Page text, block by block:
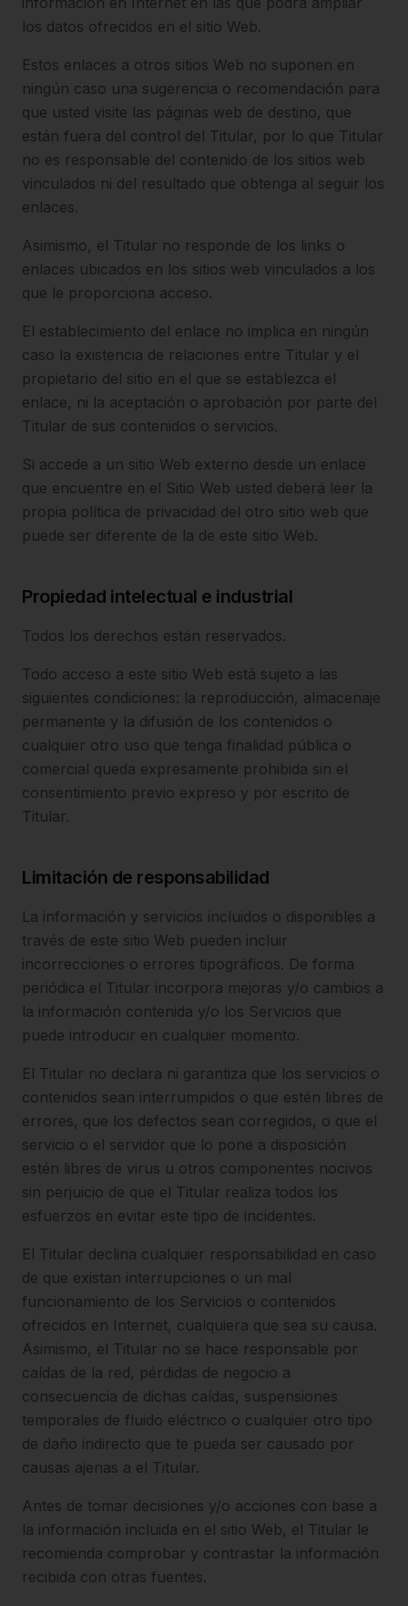
los datos ofrecidos en el sitio Web.
Estos enlaces a otros sitios Web no suponen en
ningún caso una sugerencia o recomendación para
que usted visite las páginas web de destino, que
están fuera del control del Titular, por lo que Titular
no es responsable del contenido de los sitios web
vinculados ni del resultado que obtenga al seguir los
enlaces.
Asimismo, el Titular no responde de los links o
enlaces ubicados en los sitios web vinculados a los
que le proporciona acceso.
El establecimiento del enlace no implica en ningún
caso la existencia de relaciones entre Titular y el
propietario del sitio en el que se establezca el
enlace, ni la aceptación o aprobación por parte del
Titular de sus contenidos o servicios.
Si accede a un sitio Web externo desde un enlace
que encuentre en el Sitio Web usted deberá leer la
propia política de privacidad del otro sitio web que
puede ser diferente de la de este sitio Web.
Propiedad intelectual e industrial
Todos los derechos están reservados.
Todo acceso a este sitio Web está sujeto a las
siguientes condiciones: la reproducción, almacenaje
permanente y la difusión de los contenidos o
cualquier otro uso que tenga finalidad pública o
comercial queda expresamente prohibida sin el
consentimiento previo expreso y por escrito de
Titular.
Limitación de responsabilidad
La información y servicios incluidos o disponibles a
través de este sitio Web pueden incluir
incorrecciones o errores tipográficos. De forma
periódica el Titular incorpora mejoras y/o cambios a
la información contenida y/o los Servicios que
puede introducir en cualquier momento.
El Titular no declara ni garantiza que los servicios o
contenidos sean interrumpidos o que estén libres de
errores, que los defectos sean corregidos, o que el
servicio o el servidor que lo pone a disposición
estén libres de virus u otros componentes nocivos
sin perjuicio de que el Titular realiza todos los
esfuerzos en evitar este tipo de incidentes.
El Titular declina cualquier responsabilidad en caso
de que existan interrupciones o un mal
funcionamiento de los Servicios o contenidos
ofrecidos en Internet, cualquiera que sea su causa.
Asimismo, el Titular no se hace responsable por
caídas de la red, pérdidas de negocio a
consecuencia de dichas caídas, suspensiones
temporales de fluido eléctrico o cualquier otro tipo
de daño indirecto que te pueda ser causado por
causas ajenas a el Titular.
Antes de tomar decisiones y/o acciones con base a
la información incluida en el sitio Web, el Titular le
recomienda comprobar y contrastar la información
recibida con otras fuentes.